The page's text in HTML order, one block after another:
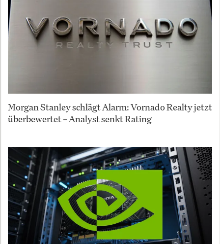
Morgan Stanley schlägt Alarm: Vornado Realty jetzt
überbewertet – Analyst senkt Rating